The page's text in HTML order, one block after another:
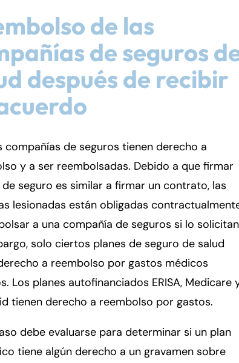
de las
de seguros
después de recibir
compañías de seguros tienen derecho a
y a ser reembolsadas. Debido a que firmar
de seguro es similar a firmar un contrato, las
lesionadas están obligadas
a una compañía de seguros si lo
solo ciertos planes de seguro de salud
a reembolso por gastos médicos
Los planes autofinanciados ERISA, Medicare
tienen derecho a reembolso por gastos.
debe evaluarse para determinar si un plan
tiene algún derecho a un gravamen sobre
- Hours
Service 24/7
Office
8:30 AM –
8:30 AM –
8:30 AM –
Closed
Closed
- Hours
Service 24/7
Office
8:30 AM –
8:30 AM –
8:30 AM –
Closed
Closed